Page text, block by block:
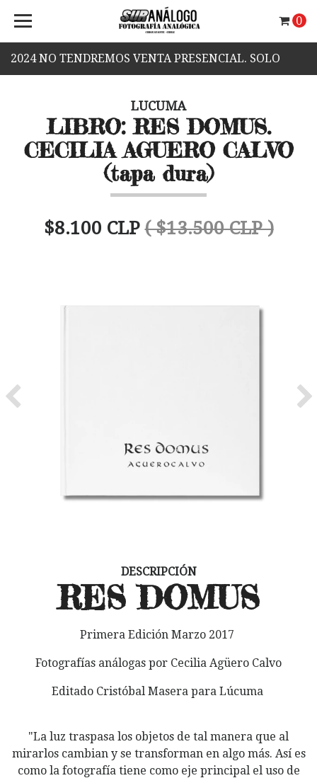
2024 NO TENDREMOS VENTA PRESENCIAL. SOLO
0
LUCUMA
LIBRO: RES DOMUS.
CECILIA AGUERO CALVO
(tapa dura)
$8.100 CLP ( $13.500 CLP )
Previous
DESCRIPCIÓN
RES DOMUS
Primera Edición Marzo 2017
Fotografías análogas por Cecilia Agüero Calvo
Editado Cristóbal Masera para Lúcuma
"La luz traspasa los objetos de tal manera que al
mirarlos cambian y se transforman en algo más. Así es
como la fotografía tiene como eje principal el uso de